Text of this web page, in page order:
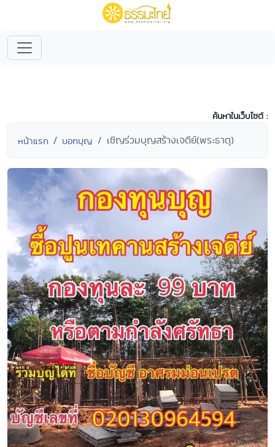
ค้นหาในเว็บไซต์ :
หน้าแรก บอกบุญ เชิญร่วมบุญสร้างเจดีย์(พระธาตุ)